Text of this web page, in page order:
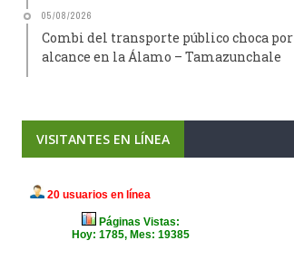
05/08/2026
Combi del transporte público choca por
alcance en la Álamo – Tamazunchale
VISITANTES EN LÍNEA